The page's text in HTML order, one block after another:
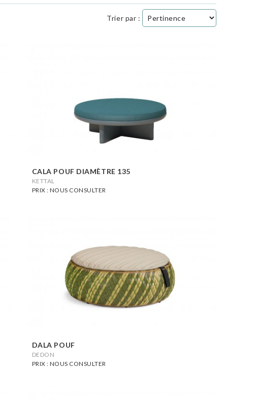
Trier par :
CALA POUF DIAMÈTRE 135
KETTAL
PRIX : NOUS CONSULTER
DALA POUF
DEDON
PRIX : NOUS CONSULTER